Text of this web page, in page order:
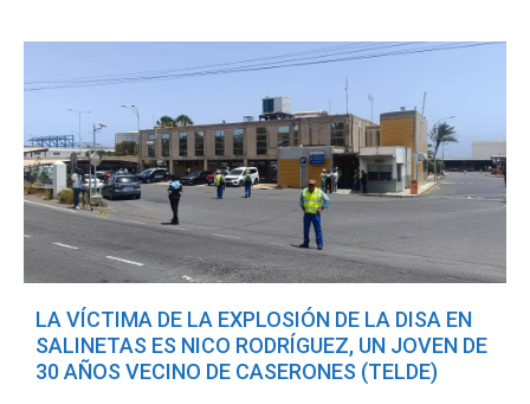
LA VÍCTIMA DE LA EXPLOSIÓN DE LA DISA EN
SALINETAS ES NICO RODRÍGUEZ, UN JOVEN DE
30 AÑOS VECINO DE CASERONES (TELDE)